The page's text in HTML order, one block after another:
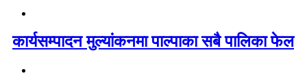
कार्यसम्पादन मुल्यांकनमा पाल्पाका सबै पालिका फेल